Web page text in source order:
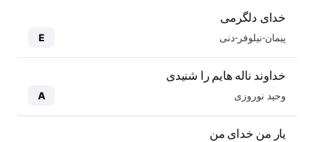
خدای دلگرمی
پیمان-نیلوفر-دنی E
خداوند ناله هایم را شنیدی
وحید نوروزی A
یار من خدای من